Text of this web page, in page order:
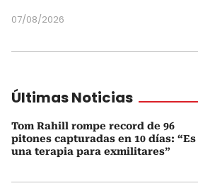
07/08/2026
Últimas Noticias
Tom Rahill rompe record de 96
pitones capturadas en 10 días: “Es
una terapia para exmilitares”